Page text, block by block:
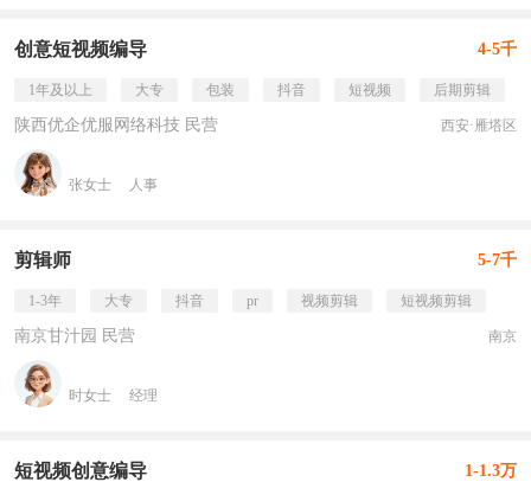
创意短视频编导 4-5千
1年及以上 大专 包装 抖音 短视频 后期剪辑
陕西优企优服网络科技 民营 西安·雁塔区
张女士 人事
剪辑师 5-7千
1-3年 大专 抖音 pr 视频剪辑 短视频剪辑
南京甘汁园 民营 南京
时女士 经理
短视频创意编导 1-1.3万